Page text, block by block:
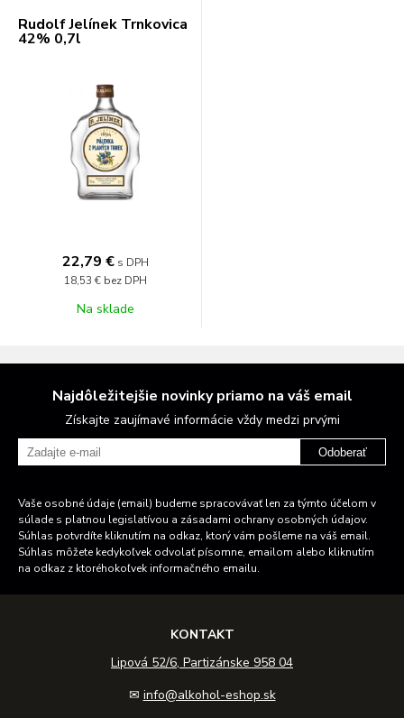
Rudolf Jelínek Trnkovica
42% 0,7l
22,79 € s DPH
18,53 € bez DPH
Na sklade
Najdôležitejšie novinky priamo na váš email
Získajte zaujímavé informácie vždy medzi prvými
Odoberať
Vaše osobné údaje (email) budeme spracovávať len za týmto účelom v
súlade s platnou legislatívou a zásadami ochrany osobných údajov.
Súhlas potvrdíte kliknutím na odkaz, ktorý vám pošleme na váš email.
Súhlas môžete kedykoľvek odvolať písomne, emailom alebo kliknutím
na odkaz z ktoréhokoľvek informačného emailu.
KONTAKT
Lipová 52/6, Partizánske 958 04
✉ info@alkohol-eshop.sk